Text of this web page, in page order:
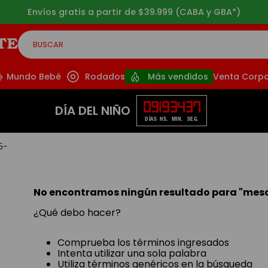
Envíos gratis a partir de $39.999 (CABA y GBA*)
BUSCAR
Mundo Bebé Rodados Más vendidos Venta
DÍA DEL NIÑO 09
DÍAS
19
HS.
34
MIN.
37
SEG.
No encontramos ningún resultado para "
¿Qué debo hacer?
Comprueba los términos ingresados
Intenta utilizar una sola palabra
Utiliza términos genéricos en la búsqueda